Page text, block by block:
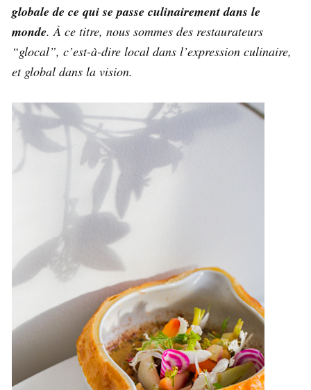
globale de ce qui se passe culinairement dans le
monde. À ce titre, nous sommes des restaurateurs
“glocal”, c’est-à-dire local dans l’expression culinaire,
et global dans la vision.